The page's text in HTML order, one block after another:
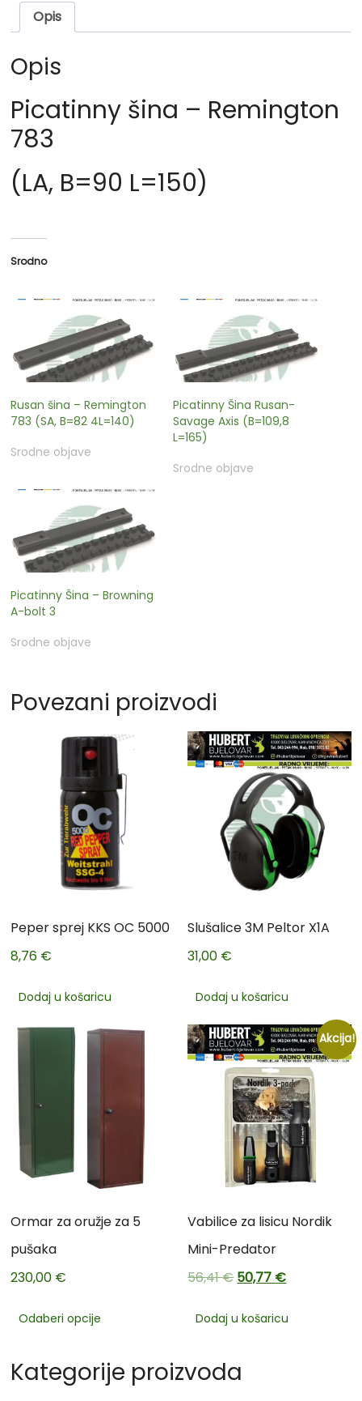
Opis
Opis
Picatinny šina – Remington
783
(LA, B=90 L=150)
Srodno
Rusan šina – Remington
783 (SA, B=82 4L=140)
Srodne objave
Picatinny Šina Rusan-
Savage Axis (B=109,8
L=165)
Srodne objave
Picatinny Šina – Browning
A-bolt 3
Srodne objave
Povezani proizvodi
Peper sprej KKS OC 5000
8,76 €
Dodaj u košaricu
Slušalice 3M Peltor X1A
31,00 €
Dodaj u košaricu
Ormar za oružje za 5
pušaka
230,00 €
Odaberi opcije
Akcija!
Vabilice za lisicu Nordik
Mini-Predator
56,41€50,77 €
Dodaj u košaricu
Kategorije proizvoda